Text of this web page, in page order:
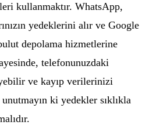
kullanmaktır. WhatsApp,
yedeklerini alır ve Google
depolama hizmetlerine
telefonunuzdaki
ve kayıp verilerinizi
ki yedekler sıklıkla